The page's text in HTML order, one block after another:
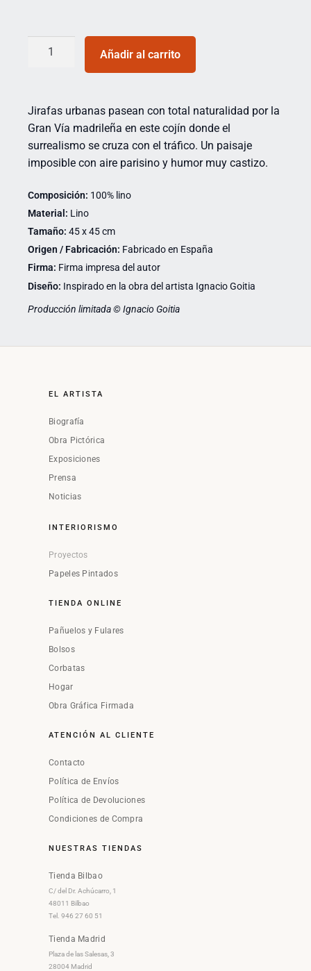
Añadir al carrito
Jirafas urbanas pasean con total naturalidad por la
Gran Vía madrileña en este cojín donde el
surrealismo se cruza con el tráfico. Un paisaje
imposible con aire parisino y humor muy castizo.
Composición: 100% lino
Material: Lino
Tamaño: 45 x 45 cm
Origen / Fabricación: Fabricado en España
Firma: Firma impresa del autor
Diseño: Inspirado en la obra del artista Ignacio Goitia
Producción limitada © Ignacio Goitia
EL ARTISTA
Biografía
Obra Pictórica
Exposiciones
Prensa
Noticias
INTERIORISMO
Proyectos
Papeles Pintados
TIENDA ONLINE
Pañuelos y Fulares
Bolsos
Corbatas
Hogar
Obra Gráfica Firmada
ATENCIÓN AL CLIENTE
Contacto
Política de Envíos
Política de Devoluciones
Condiciones de Compra
NUESTRAS TIENDAS
Tienda Bilbao
C/ del Dr. Achúcarro, 1
48011 Bilbao
Tel. 946 27 60 51
Tienda Madrid
Plaza de las Salesas, 3
28004 Madrid